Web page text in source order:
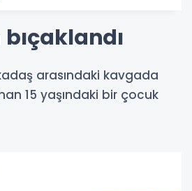
arasındaki kavgada
15 yaşındaki bir çocuk